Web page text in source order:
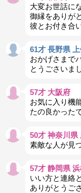
大変お世話に
御縁をありが
彼とお付き合
61才 長野県
おかげさまで
とうごさいま
57才 大阪府
お気に入り機
たの良かった
50才 神奈川県
素敵な人が見
57才 静岡県
いい方と連絡
ありがとうご